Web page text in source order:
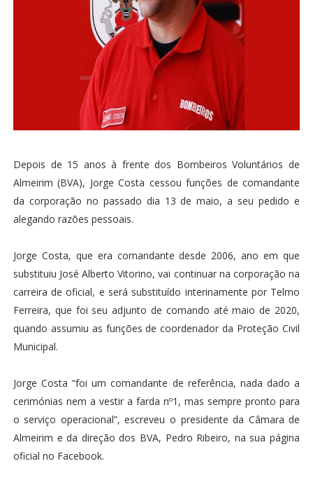
Depois de 15 anos à frente dos Bombeiros Voluntários de
Almeirim (BVA), Jorge Costa cessou funções de comandante
da corporação no passado dia 13 de maio, a seu pedido e
alegando razões pessoais.
Jorge Costa, que era comandante desde 2006, ano em que
substituiu José Alberto Vitorino, vai continuar na corporação na
carreira de oficial, e será substituído interinamente por Telmo
Ferreira, que foi seu adjunto de comando até maio de 2020,
quando assumiu as funções de coordenador da Proteção Civil
Municipal.
Jorge Costa “foi um comandante de referência, nada dado a
cerimónias nem a vestir a farda nº1, mas sempre pronto para
o serviço operacional”, escreveu o presidente da Câmara de
Almeirim e da direção dos BVA, Pedro Ribeiro, na sua página
oficial no Facebook.